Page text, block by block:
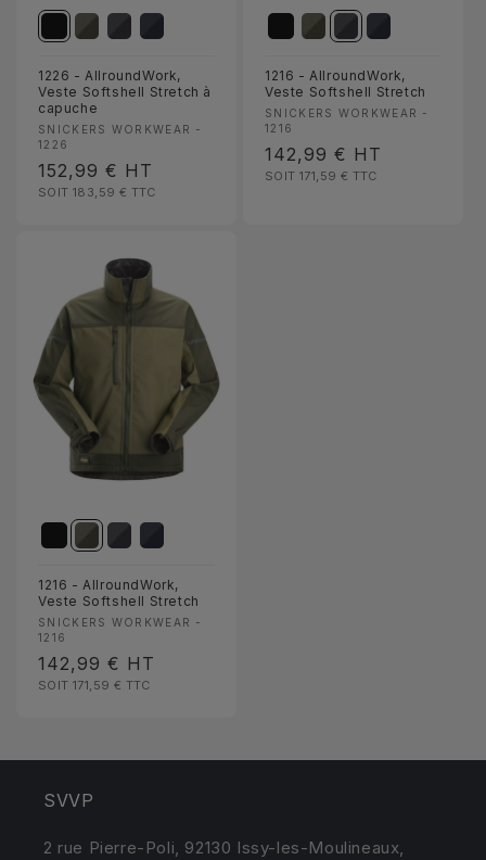
1226 - AllroundWork,
Veste Softshell Stretch à
capuche
Fournisseur :
SNICKERS WORKWEAR -
1226
Prix
habituel
152,99 € HT
SOIT 183,59 € TTC
1216 - AllroundWork,
Veste Softshell Stretch
Fournisseur :
SNICKERS WORKWEAR -
1216
Prix
habituel
142,99 € HT
SOIT 171,59 € TTC
1216 - AllroundWork,
Veste Softshell Stretch
Fournisseur :
SNICKERS WORKWEAR -
1216
Prix
habituel
142,99 € HT
SOIT 171,59 € TTC
SVVP
2 rue Pierre-Poli, 92130 Issy-les-Moulineaux,